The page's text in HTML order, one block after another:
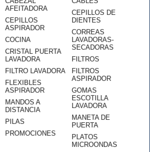
AFEITADORA
CEPILLOS
ASPIRADOR
COCINA
CRISTAL PUERTA
LAVADORA
FILTRO LAVADORA
FLEXIBLES
ASPIRADOR
MANDOS A
DISTANCIA
PILAS
PROMOCIONES
CEPILLOS DE
DIENTES
CORREAS
LAVADORAS-
SECADORAS
FILTROS
FILTROS
ASPIRADOR
GOMAS
ESCOTILLA
LAVADORA
MANETA DE
PUERTA
PLATOS
MICROONDAS